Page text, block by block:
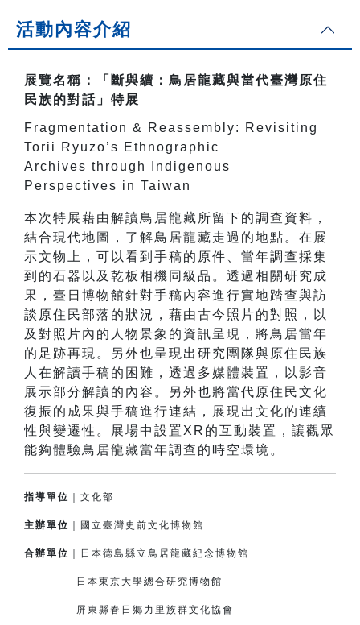
活動內容介紹
展覽名稱：「斷與續：鳥居龍藏與當代臺灣原住
民族的對話」特展
Fragmentation & Reassembly: Revisiting
Torii Ryuzo’s Ethnographic
Archives through Indigenous
Perspectives in Taiwan
本次特展藉由解讀鳥居龍藏所留下的調查資料，
結合現代地圖，了解鳥居龍藏走過的地點。在展
示文物上，可以看到手稿的原件、當年調查採集
到的石器以及乾板相機同級品。透過相關研究成
果，臺日博物館針對手稿內容進行實地踏查與訪
談原住民部落的狀況，藉由古今照片的對照，以
及對照片內的人物景象的資訊呈現，將鳥居當年
的足跡再現。另外也呈現出研究團隊與原住民族
人在解讀手稿的困難，透過多媒體裝置，以影音
展示部分解讀的內容。另外也將當代原住民文化
復振的成果與手稿進行連結，展現出文化的連續
性與變遷性。展場中設置XR的互動裝置，讓觀眾
能夠體驗鳥居龍藏當年調查的時空環境。
指導單位 ｜文化部
主辦單位 ｜國立臺灣史前文化博物館
合辦單位 ｜日本德島縣立鳥居龍藏紀念博物館
日本東京大學總合研究博物館
屏東縣春日鄉力里族群文化協會